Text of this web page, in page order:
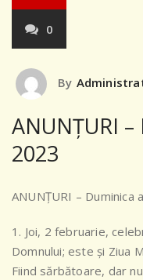
0
By
ANUNȚURI
2023
ANUNȚURI – Duminica
1. Joi, 2 februarie,
Domnului; este și Ziua
Fiind sărbătoare, dar